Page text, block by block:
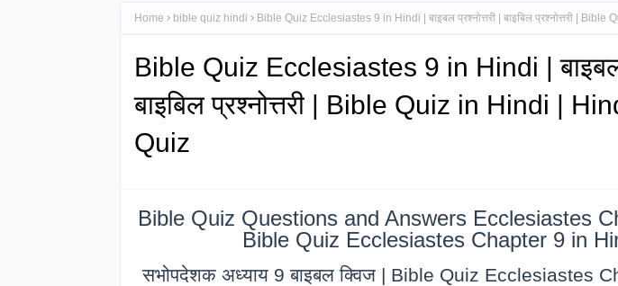
Home bible quiz hindi Bible Quiz Ecclesiastes 9 in Hindi | बाइबल प्रश्नोत्तरी | बाइबिल प्रश्नोत्तरी |
Bible Quiz Ecclesiastes 9 in Hindi | बाइबल
बाइबिल प्रश्नोत्तरी | Bible Quiz in Hindi |
Quiz
Bible Quiz Questions and Answers Ecclesiastes
Bible Quiz Ecclesiastes Chapter 9 in
सभोपदेशक अध्याय 9 बाइबल क्विज | Bible Quiz Ecclesiastes